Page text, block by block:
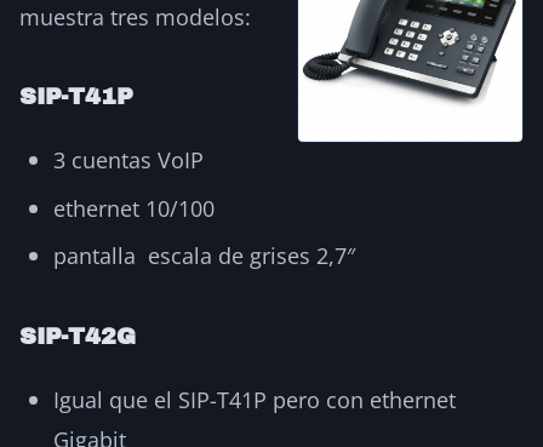
muestra tres modelos:
SIP-T41P
3 cuentas VoIP
ethernet 10/100
pantalla escala de grises 2,7″
SIP-T42G
Igual que el SIP-T41P pero con ethernet
Gigabit